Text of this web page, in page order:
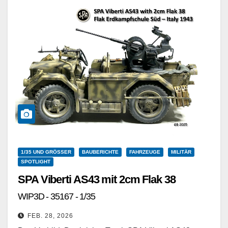
1/35 UND GRÖSSER BAUBERICHTE FAHRZEUGE
MILITÄR
SPOTLIGHT
SPA Viberti AS43 mit 2cm Flak 38
WIP3D - 35167 - 1/35
FEB. 28, 2026